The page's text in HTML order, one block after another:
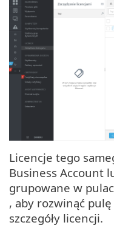
Licencje tego
Business Account
grupowane w
, aby rozwinąć
szczegóły licencji.